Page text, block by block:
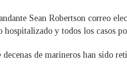
Sean Robertson correo
y todos los casos
de marineros han sido